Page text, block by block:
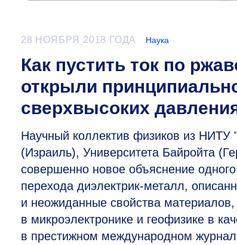
28 НОЯБРЯ 2018 ГОДА Наука
Как пустить ток по
открыли
сверхвысоких
Научный коллектив физиков из
(Израиль), Университета Байройта
совершенно новое объяснение
перехода диэлектрик-металл,
и неожиданные свойства
в микроэлектронике и геофизике в
в престижном международном